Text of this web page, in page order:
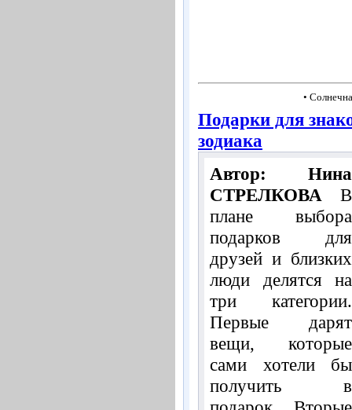
•
Подарки для
зодиака
Автор: Нина
СТРЕЛКОВА В
плане выбора
подарков для
друзей и близких
люди делятся на
три категории.
Первые дарят
вещи, которые
сами хотели бы
получить в